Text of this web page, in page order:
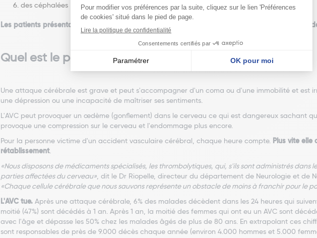
des céphalées
Les patients présentant ces symptômes pendant au moins 15 minutes doivent appeler leur
Quel est le pronostic ?
Une attaque cérébrale est grave et peut s'accompagner d'un coma ou d'une immobilité et est
une dépression ou une incapacité de maîtriser ses sentiments.
L'AVC peut provoquer un œdème (gonflement) dans le cerveau ce qui est dangereux sachant
provoque une compression sur le cerveau et l'endommage plus encore.
Pour la personne victime d'un accident vasculaire cérébral, chaque heure compte. Plus vite
rétablissement.
«Nous disposons de médicaments spécialisés, les thrombolytiques, qui, s'ils sont administrés dans
parties affectées du cerveau», dit le Dr Riopelle, directeur du département de Neurologie et de
«Chaque cellule cérébrale que nous sauvons représente un obstacle de moins à franchir pour le
L'AVC tue. Après une attaque cérébrale, 6% des malades décèdent dans les 24 heures qui
moitié (47%) sont décédés à 1 an. Après 1 an, la moitié des femmes qui ont eu un AVC sont
avec l'âge et dépasse les 50% chez les malades âgés de plus de 80 ans. En extrapolant ces
sont responsables de près de 9.000 décès chaque année (environ 4.000 hommes et 5.000